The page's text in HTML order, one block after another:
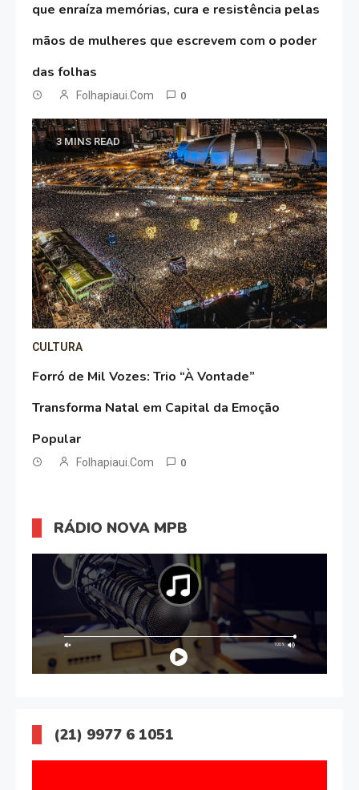
que enraíza memórias, cura e resistência pelas
mãos de mulheres que escrevem com o poder
das folhas
Folhapiaui.com 0
3 MINS READ
CULTURA
Forró de Mil Vozes: Trio “À Vontade”
Transforma Natal em Capital da Emoção
Popular
Folhapiaui.com 0
RÁDIO NOVA MPB
(21) 9977 6 1051